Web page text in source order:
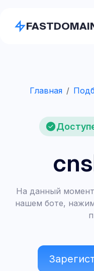
Главная
На данный момент
нашем боте,